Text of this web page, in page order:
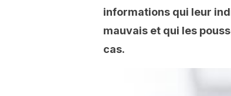
informations qui leur
mauvais et qui les
cas.